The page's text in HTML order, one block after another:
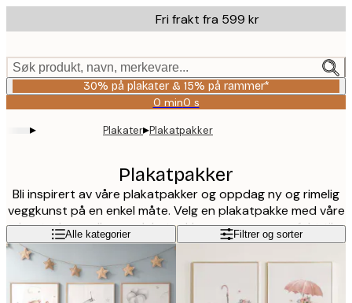
to
content.
Fri frakt fra 599 kr
Søk produkt, navn, merkevare...
30% på plakater & 15% på rammer*
0 min0 s
Gyldig
og
2026-
08-
06
▸ Plakater▸Plakatpakker
Plakatpakker
Bli inspirert av våre plakatpakker og oppdag ny og rimelig
veggkunst på en enkel måte. Velg en plakatpakke med våre
bestselgere eller en plakatpakke som passer perfekt til
stuen, kjøkkenet eller på barnerommet. Våre plakatpakker
er også den perfekte gaven til en venn som har flyttet til et
nytt hus eller leilighet, eller til en venn som bare elsker
interiør!
Les mer
Alle kategorier Filtrer og sorter